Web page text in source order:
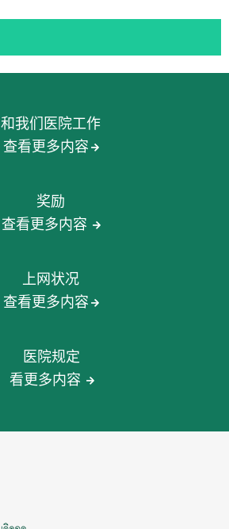
和我们医院工作
查看更多内容
奖励
查看更多内容
上网状况
查看更多内容
医院规定
看更多内容